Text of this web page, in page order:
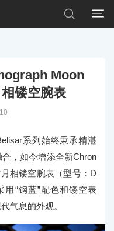


Moon
镂空腕表
系列始终秉承精湛
，如今增添全新Chron
相镂空腕表（型号：D
用“钢蓝”配色和镂空表
气息的外观。